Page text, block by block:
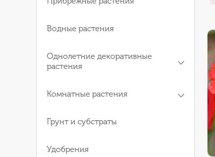
Водные растения
Однолетние декоративные
растения
Комнатные растения
Грунт и субстраты
Удобрения